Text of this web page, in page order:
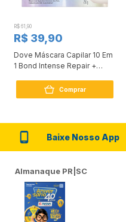
R$ 61,90
R$ 39,90
Dove Máscara Capilar 10 Em
1 Bond Intense Repair +
Comprar
Baixe Nosso App
Almanaque PR|SC